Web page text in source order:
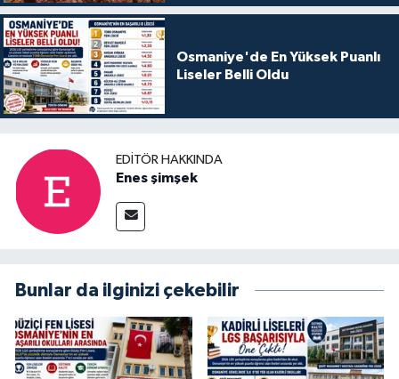
Osmaniye'de En Yüksek Puanlı
Liseler Belli Oldu
EDITÖR HAKKINDA
Enes şimşek
Bunlar da ilginizi çekebilir